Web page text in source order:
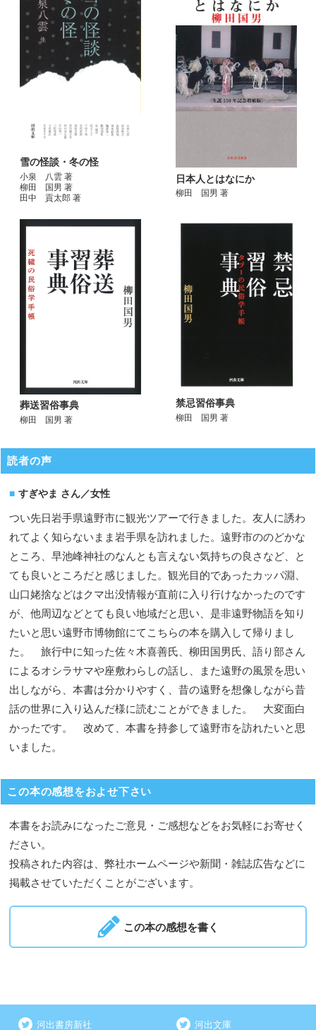
雪の怪談・冬の怪
小泉 八雲 著
柳田 国男 著
田中 貢太郎 著
日本人とはなにか
柳田 国男 著
葬送習俗事典
柳田 国男 著
禁忌習俗事典
柳田 国男 著
読者の声
すぎやま さん／女性
つい先日岩手県遠野市に観光ツアーで行きました。友人に誘わ
れてよく知らないまま岩手県を訪れました。遠野市ののどかな
ところ、早池峰神社のなんとも言えない気持ちの良さなど、と
ても良いところだと感じました。観光目的であったカッパ淵、
山口姥捨などはクマ出没情報が直前に入り行けなかったのです
が、他周辺などとても良い地域だと思い、是非遠野物語を知り
たいと思い遠野市博物館にてこちらの本を購入して帰りまし
た。 旅行中に知った佐々木喜善氏、柳田国男氏、語り部さん
によるオシラサマや座敷わらしの話し、また遠野の風景を思い
出しながら、本書は分かりやすく、昔の遠野を想像しながら昔
話の世界に入り込んだ様に読むことができました。 大変面白
かったです。 改めて、本書を持参して遠野市を訪れたいと思
いました。
この本の感想をおよせ下さい
本書をお読みになったご意見・ご感想などをお気軽にお寄せく
ださい。
投稿された内容は、弊社ホームページや新聞・雑誌広告などに
掲載させていただくことがございます。
この本の感想を書く
河出書房新社 河出文庫